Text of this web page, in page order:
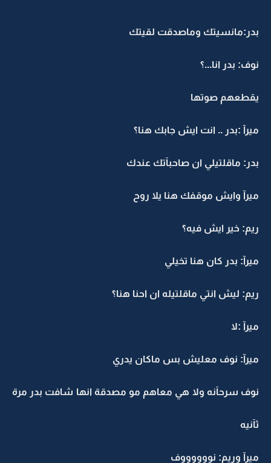
بدر:مانسيتك وماصدقت لقيتك
نوف: بدر انا...؟
يقطعهم صوتها
ميرآ :بدر .. انت ايش جابك هنا؟
بدر: ماقلتيلي ان صاحبآتك عندك
ميرآ وايش موقفك هنا يلا روح
ريم: خير ايش فيه؟
ميرآ: بدر كان هنا تخيلي
ريم: ليش انتي ماقلتيله ان احنا هنا؟
ميرآ :لا
ميرآ: نوف معليش بس ماكان يدري
نوف سرحآنه ولا هي معاهم مو مصدقة انها شافت بدر مرة
ثآنيه
ميرآ وريم: نووووووف